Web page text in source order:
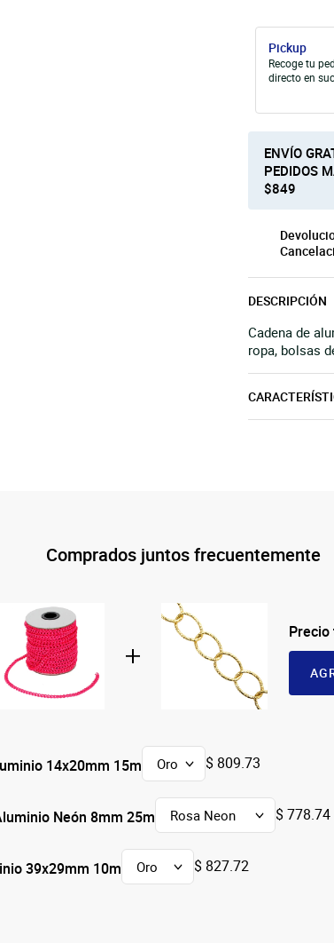
Pickup
Recoge tu
directo en
ENVÍO
PEDIDOS
$849
DESCRIPCIÓN
Cadena de
ropa, bolsas
Comprados juntos frecuentemente
14x20mm 15m $ 809.73
Neón 8mm 25m $ 778.74
39x29mm 10m $ 827.72